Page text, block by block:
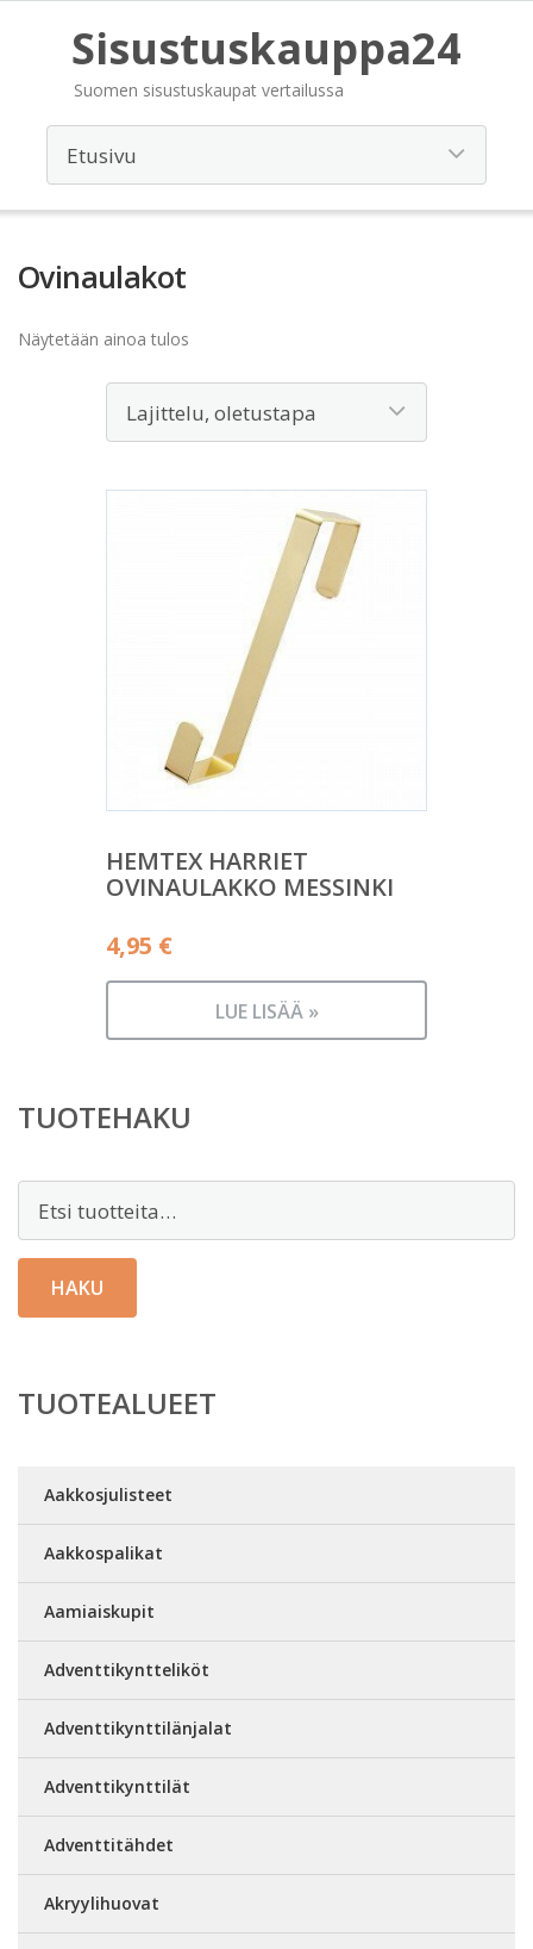
Sisustuskauppa24
Suomen sisustuskaupat vertailussa
Ovinaulakot
Näytetään ainoa tulos
HEMTEX HARRIET
OVINAULAKKO MESSINKI
4,95 €
LUE LISÄÄ »
TUOTEHAKU
HAKU
TUOTEALUEET
Aakkosjulisteet
Aakkospalikat
Aamiaiskupit
Adventtikyntteliköt
Adventtikynttilänjalat
Adventtikynttilät
Adventtitähdet
Akryylihuovat